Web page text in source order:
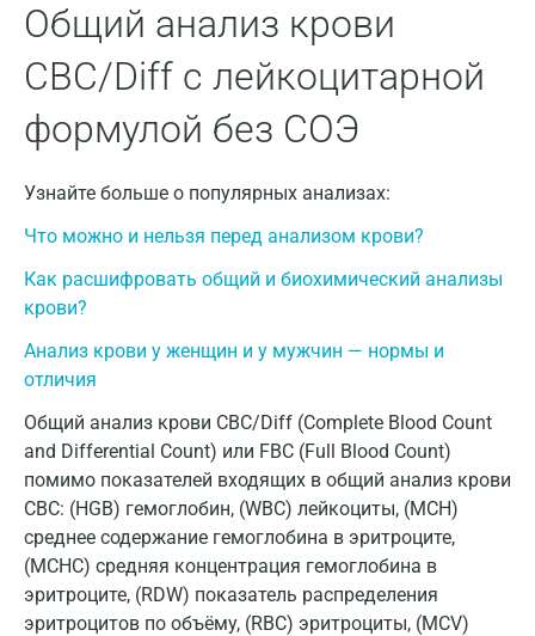
Общий анализ крови
CBC/Diff с лейкоцитарной
формулой без СОЭ
Узнайте больше о популярных анализах:
Что можно и нельзя перед анализом крови?
Как расшифровать общий и биохимический анализы
крови?
Анализ крови у женщин и у мужчин — нормы и
отличия
Общий анализ крови CBC/Diff (Complete Blood Count
and Differential Count) или FBC (Full Blood Count)
помимо показателей входящих в общий анализ крови
CBC: (HGB) гемоглобин, (WBC) лейкоциты, (MCH)
среднее содержание гемоглобина в эритроците,
(MCHC) средняя концентрация гемоглобина в
эритроците, (RDW) показатель распределения
эритроцитов по объёму, (RBC) эритроциты, (MCV)
Королев
Кострома
Красногорск
Краснодар
Красноярск
Курск
Липецк
Лобня
Люберцы
Майкоп
Мурино
Мурманск